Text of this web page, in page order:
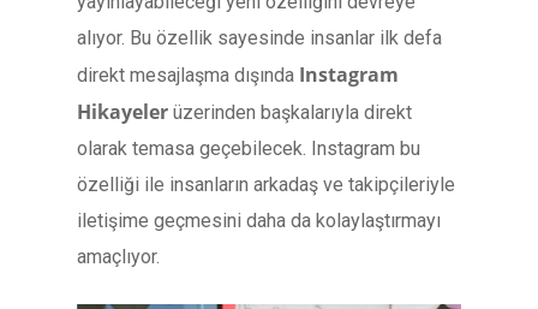
alıyor. Bu özellik sayesinde insanlar ilk defa
direkt mesajlaşma dışında Instagram
Hikayeler üzerinden başkalarıyla direkt
olarak temasa geçebilecek. Instagram bu
özelliği ile insanların arkadaş ve takipçileriyle
iletişime geçmesini daha da kolaylaştırmayı
amaçlıyor.